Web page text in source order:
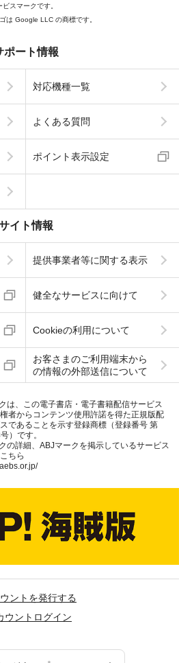
スマークです。
は Google LLC の商標です。
ポート情報
対応機種一覧
よくある質問
ポイント表示設定
イト情報
提供事業者等に関する表示
健全なサービスに向けて
Cookieの利用について
お客さまのご利用端末から
の情報の外部送信について
は、この電子書店・電子書籍配信サービス
者からコンテンツ使用許諾を得た正規版配
であることを示す登録商標（登録番号 第
）です。
の詳細、ABJマークを掲示しているサービス
ちら
ントを発行する
ウントログイン